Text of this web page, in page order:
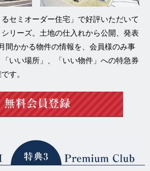
セミオーダー住宅」 で好評いただいて
リーズ。土地の仕入れから公開、発表
間かかる物件の情報を、 会員様のみ事
いい場所」、「いい物件」への特急券
す。